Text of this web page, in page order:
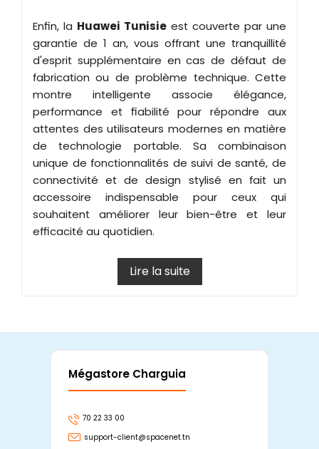
Enfin, la Huawei Tunisie est couverte par une
garantie de 1 an, vous offrant une tranquillité
d'esprit supplémentaire en cas de défaut de
fabrication ou de problème technique. Cette
montre intelligente associe élégance,
performance et fiabilité pour répondre aux
attentes des utilisateurs modernes en matière
de technologie portable. Sa combinaison
unique de fonctionnalités de suivi de santé, de
connectivité et de design stylisé en fait un
accessoire indispensable pour ceux qui
souhaitent améliorer leur bien-être et leur
efficacité au quotidien.
Lire la suite
Mégastore Charguia
70 22 33 00
support-client@spacenet.tn